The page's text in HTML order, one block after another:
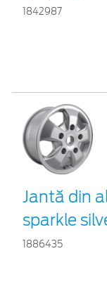
1842987
Jantă din
sparkle
1886435